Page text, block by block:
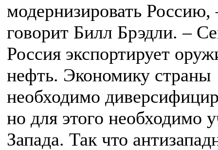
модернизировать Россию,
говорит Билл Брэдли. –
Россия экспортирует
нефть. Экономику страны
необходимо
но для этого необходимо
Запада. Так что